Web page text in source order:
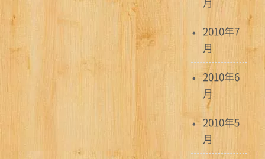
2010年7
月
2010年6
月
2010年5
月